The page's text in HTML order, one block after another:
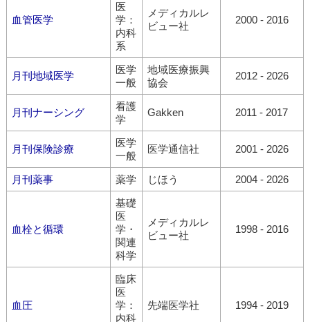
血管医学
医
学：
内科
系
メディカルレ
ビュー社
2000 - 2016
月刊地域医学
医学
一般
地域医療振興
協会
2012 - 2026
月刊ナーシング
看護
学
Gakken 2011 - 2017
月刊保険診療
医学
一般
医学通信社 2001 - 2026
月刊薬事 薬学 じほう 2004 - 2026
血栓と循環
基礎
医
学・
関連
科学
メディカルレ
ビュー社
1998 - 2016
血圧
臨床
医
学：
内科
先端医学社 1994 - 2019